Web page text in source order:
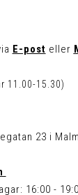
E-post eller
11.00-15.30)
23 i
16:00 -